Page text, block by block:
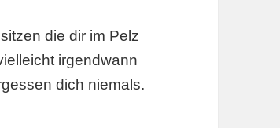
die dir im Pelz
irgendwann
dich niemals.